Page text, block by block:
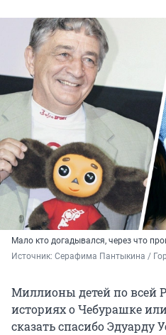
Мало кто догадывался, через что
Источник: Серафима Пантыкина /
Миллионы детей по всей
историях о Чебурашке
сказать спасибо Эдуарду